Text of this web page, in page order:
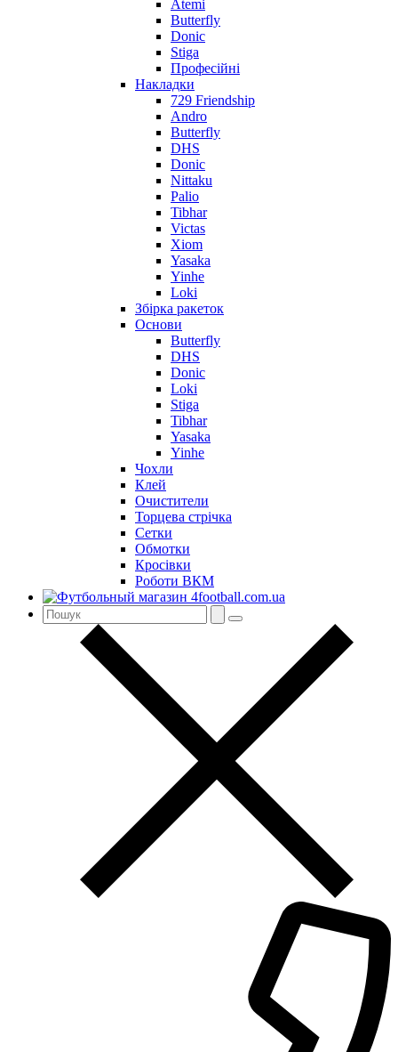
Atemi
Butterfly
Donic
Stiga
Професійні
Накладки
729 Friendship
Andro
Butterfly
DHS
Donic
Nittaku
Palio
Tibhar
Victas
Xiom
Yasaka
Yinhe
Loki
Збірка ракеток
Основи
Butterfly
DHS
Donic
Loki
Stiga
Tibhar
Yasaka
Yinhe
Чохли
Клей
Очистители
Торцева стрічка
Сетки
Обмотки
Кросівки
Роботи ВКМ